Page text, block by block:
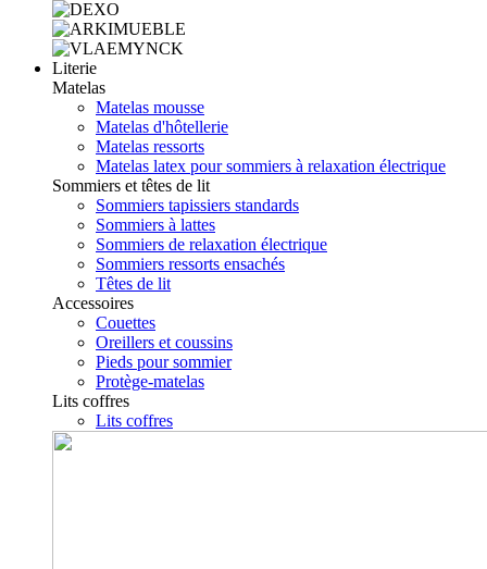
Literie
Matelas
Matelas mousse
Matelas d'hôtellerie
Matelas ressorts
Matelas latex pour sommiers à relaxation électrique
Sommiers et têtes de lit
Sommiers tapissiers standards
Sommiers à lattes
Sommiers de relaxation électrique
Sommiers ressorts ensachés
Têtes de lit
Accessoires
Couettes
Oreillers et coussins
Pieds pour sommier
Protège-matelas
Lits coffres
Lits coffres